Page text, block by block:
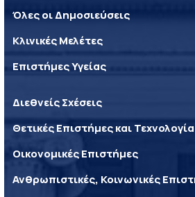
Όλες οι Δημοσιεύσεις
Κλινικές Μελέτες
Επιστήμες Υγείας
Διεθνείς Σχέσεις
Θετικές Επιστήμες και Τεχνολογία
Οικονομικές Επιστήμες
Ανθρωπιστικές, Κοινωνικές